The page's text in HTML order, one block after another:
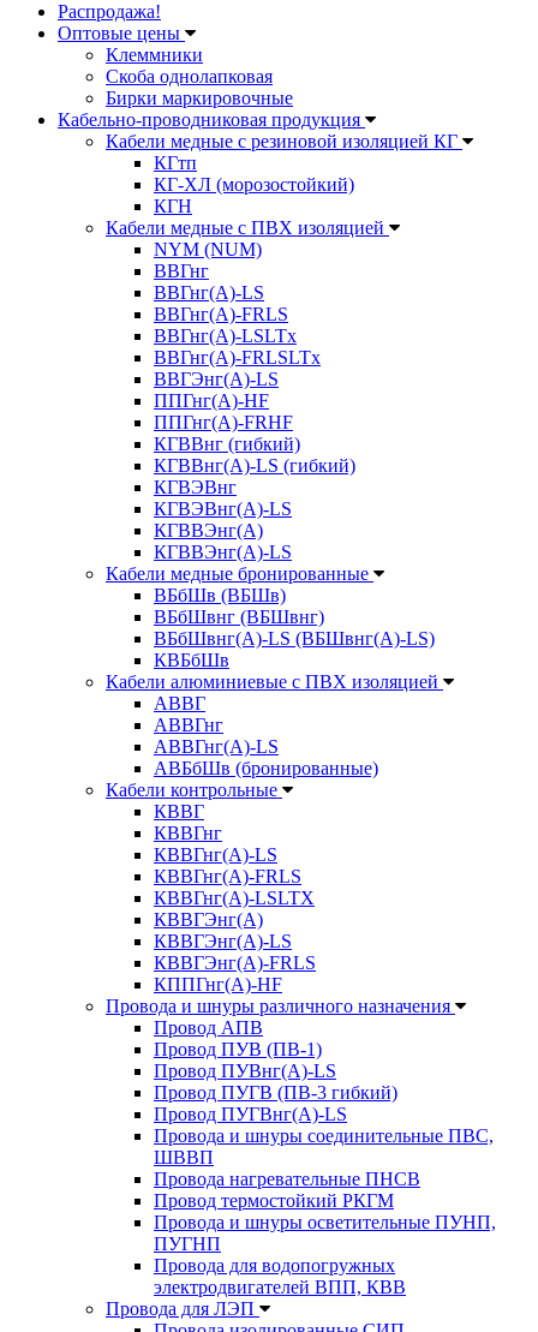
Распродажа!
Оптовые цены
Клеммники
Скоба однолапковая
Бирки маркировочные
Кабельно-проводниковая продукция
Кабели медные с резиновой изоляцией КГ
КГтп
КГ-ХЛ (морозостойкий)
КГН
Кабели медные с ПВХ изоляцией
NYM (NUM)
ВВГнг
ВВГнг(А)-LS
ВВГнг(А)-FRLS
ВВГнг(A)-LSLTx
ВВГнг(A)-FRLSLTx
ВВГЭнг(А)-LS
ППГнг(А)-HF
ППГнг(А)-FRHF
КГВВнг (гибкий)
КГВВнг(А)-LS (гибкий)
КГВЭВнг
КГВЭВнг(А)-LS
КГВВЭнг(А)
КГВВЭнг(А)-LS
Кабели медные бронированные
ВБбШв (ВБШв)
ВБбШвнг (ВБШвнг)
ВБбШвнг(А)-LS (ВБШвнг(А)-LS)
КВБбШв
Кабели алюминиевые с ПВХ изоляцией
АВВГ
АВВГнг
АВВГнг(А)-LS
АВБбШв (бронированные)
Кабели контрольные
КВВГ
КВВГнг
КВВГнг(А)-LS
КВВГнг(А)-FRLS
КВВГнг(А)-LSLTX
КВВГЭнг(А)
КВВГЭнг(А)-LS
КВВГЭнг(А)-FRLS
КППГнг(А)-HF
Провода и шнуры различного назначения
Провод АПВ
Провод ПУВ (ПВ-1)
Провод ПУВнг(А)-LS
Провод ПУГВ (ПВ-3 гибкий)
Провод ПУГВнг(А)-LS
Провода и шнуры соединительные ПВС,
ШВВП
Провода нагревательные ПНСВ
Провод термостойкий РКГМ
Провода и шнуры осветительные ПУНП,
ПУГНП
Провода для водопогружных
электродвигателей ВПП, КВВ
Провода для ЛЭП